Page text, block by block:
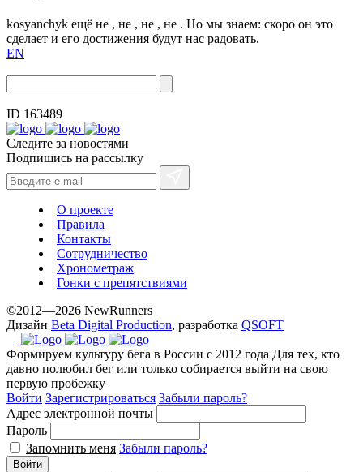
kosyanchyk ещё не , не , не , не . Но мы знаем: скоро он это
сделает и его достижения будут нас радовать.
EN
ID 163489
Следите за новостями
Подпишись на рассылку
О проекте
Правила
Контакты
Сотрудничество
Хронометраж
Гонки с препятствиями
©2012—2026 NewRunners
Дизайн Beta Digital Production, разработка QSOFT
Формируем культуру бега в России с 2012 года Для тех, кто
давно полюбил бег или только собирается выйти на свою
первую пробежку
Войти Зарегистрироваться Забыли пароль?
Адрес электронной почты
Пароль
Запомнить меня Забыли пароль?
Войти